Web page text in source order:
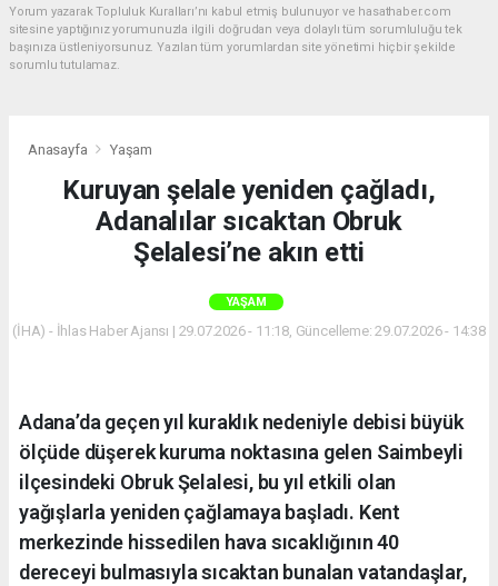
Yorum yazarak Topluluk Kuralları’nı kabul etmiş bulunuyor ve hasathaber.com
sitesine yaptığınız yorumunuzla ilgili doğrudan veya dolaylı tüm sorumluluğu tek
başınıza üstleniyorsunuz. Yazılan tüm yorumlardan site yönetimi hiçbir şekilde
sorumlu tutulamaz.
Anasayfa Yaşam
Kuruyan şelale yeniden çağladı,
Adanalılar sıcaktan Obruk
Şelalesi’ne akın etti
YAŞAM
(İHA) - İhlas Haber Ajansı | 29.07.2026 - 11:18, Güncelleme: 29.07.2026 - 14:38
Adana’da geçen yıl kuraklık nedeniyle debisi büyük
ölçüde düşerek kuruma noktasına gelen Saimbeyli
ilçesindeki Obruk Şelalesi, bu yıl etkili olan
yağışlarla yeniden çağlamaya başladı. Kent
merkezinde hissedilen hava sıcaklığının 40
dereceyi bulmasıyla sıcaktan bunalan vatandaşlar,